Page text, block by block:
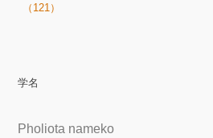
（121）
学名
Pholiota nameko